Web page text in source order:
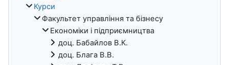
Курси
Факультет управління та бізнесу
Економіки i підприємництва
доц. Бабайлов В.К.
доц. Блага В.В.